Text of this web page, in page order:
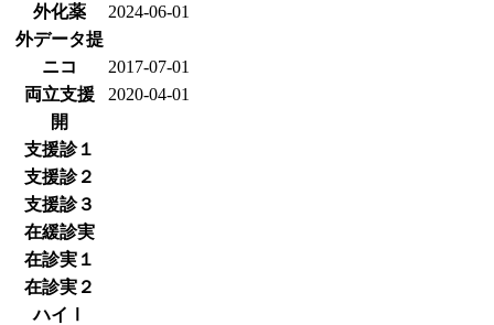
外化薬
2024-06-01
外データ提
ニコ
2017-07-01
両立支援
2020-04-01
開
支援診１
支援診２
支援診３
在緩診実
在診実１
在診実２
ハイⅠ